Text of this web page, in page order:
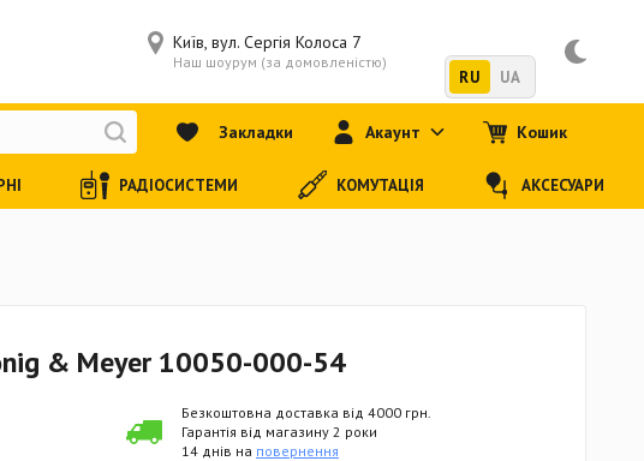
& Meyer 10050-000-54
Безкоштовна доставка від 4000 грн.
Гарантія від магазину 2 роки
14 днів на повернення
Київ, вул. Сергія Колоса 7
Наш шоурум (за домовленістю)
RU UA
Закладки Акаунт Кошик
РАДІОСИСТЕМИ КОМУТАЦІЯ АКСЕСУАРИ